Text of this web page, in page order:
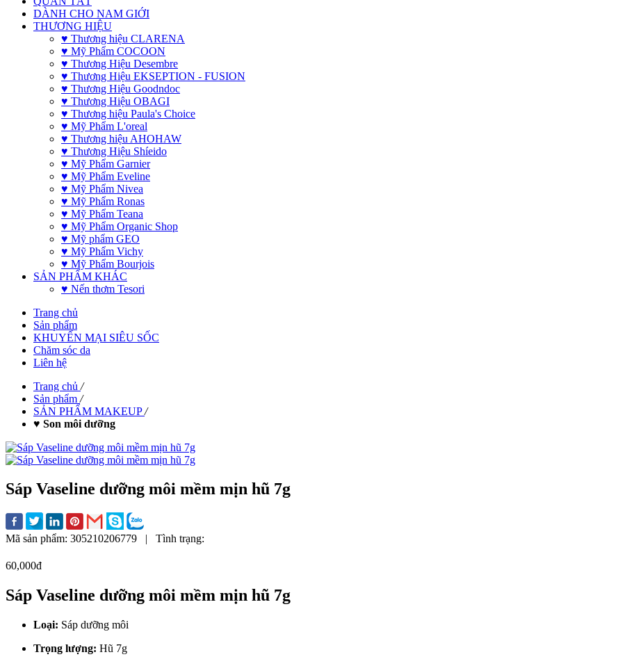
DÀNH CHO NAM GIỚI
THƯƠNG HIỆU
♥ Thương hiệu CLARENA
♥ Mỹ Phẩm COCOON
♥ Thương Hiệu Desembre
♥ Thương Hiệu EKSEPTION - FUSION
♥ Thương Hiệu Goodndoc
♥ Thương Hiệu OBAGI
♥ Thương hiệu Paula's Choice
♥ Mỹ Phẩm L'oreal
♥ Thương hiệu AHOHAW
♥ Thương Hiệu Shíeido
♥ Mỹ Phẩm Garnier
♥ Mỹ Phẩm Eveline
♥ Mỹ Phẩm Nivea
♥ Mỹ Phẩm Ronas
♥ Mỹ Phẩm Teana
♥ Mỹ Phẩm Organic Shop
♥ Mỹ phẩm GEO
♥ Mỹ Phẩm Vichy
♥ Mỹ Phẩm Bourjois
SẢN PHẨM KHÁC
♥ Nến thơm Tesori
Trang chủ
Sản phẩm
KHUYẾN MẠI SIÊU SỐC
Chăm sóc da
Liên hệ
Trang chủ /
Sản phẩm /
SẢN PHẨM MAKEUP /
♥ Son môi dưỡng
Sáp Vaseline dưỡng môi mềm mịn hũ 7g
Mã sản phẩm: 305210206779 | Tình trạng:
60,000đ
Sáp Vaseline dưỡng môi mềm mịn hũ 7g
Loại: Sáp dưỡng môi
Trọng lượng: Hũ 7g